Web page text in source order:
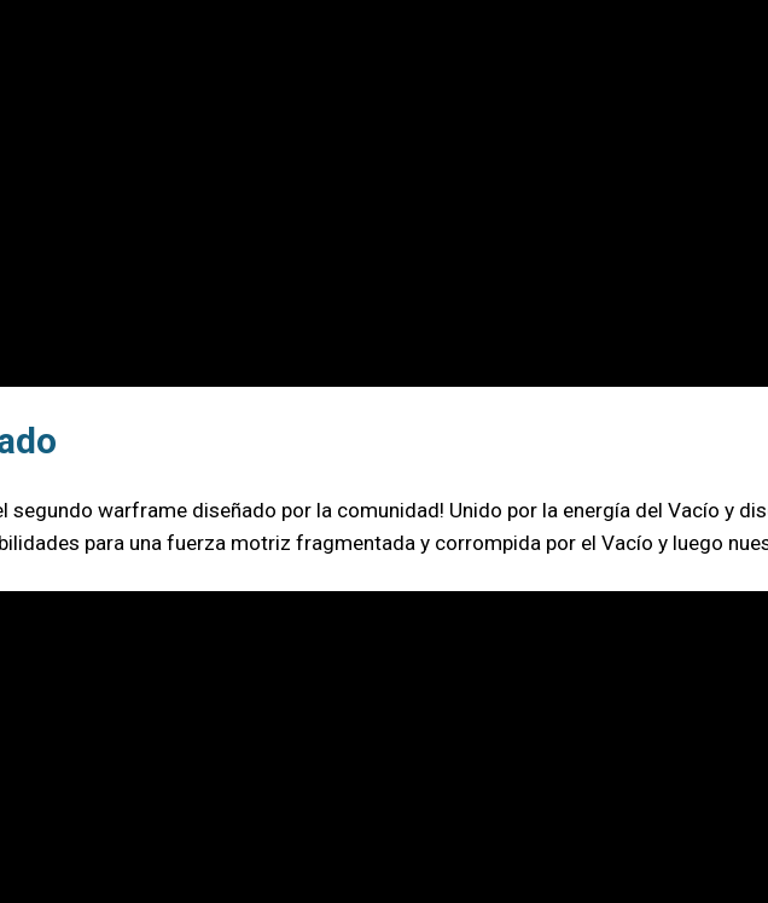
segundo warframe diseñado por la comunidad! Unido por la energía del Vacío y
para una fuerza motriz fragmentada y corrompida por el Vacío y luego